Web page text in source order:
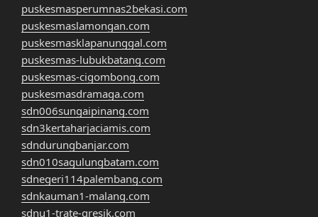
puskesmasperumnas2bekasi.com
puskesmaslamongan.com
puskesmasklapanunggal.com
puskesmas-lubukbatang.com
puskesmas-cigombong.com
puskesmasdramaga.com
sdn006sungaipinang.com
sdn3kertaharjaciamis.com
sdndurungbanjar.com
sdn010sagulungbatam.com
sdnegeri114palembang.com
sdnkauman1-malang.com
sdnu1-trate-gresik.com